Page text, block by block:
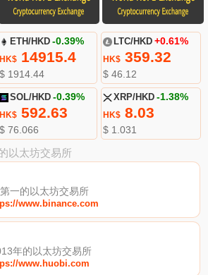
ETH/HKD -0.39%
HK$ 14915.4
$ 1914.44
LTC/HKD +0.61%
HK$359.32
$ 46.12
SOL/HKD -0.39%
HK$ 592.63
$ 76.066
XRP/HKD -1.38%
HK$8.03
$ 1.031
以太坊交易所
一的以太坊交易所
www.binance.com
年的以太坊交易所
www.huobi.com